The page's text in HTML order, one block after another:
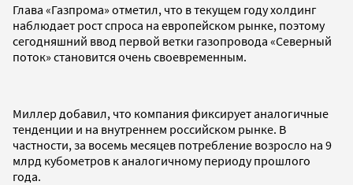
Глава «Газпрома» отметил, что в текущем году холдинг
наблюдает рост спроса на европейском рынке, поэтому
сегодняшний ввод первой ветки газопровода «Северный
поток» становится очень своевременным.
Миллер добавил, что компания фиксирует аналогичные
тенденции и на внутреннем российском рынке. В
частности, за восемь месяцев потребление возросло на 9
млрд кубометров к аналогичному периоду прошлого
года.